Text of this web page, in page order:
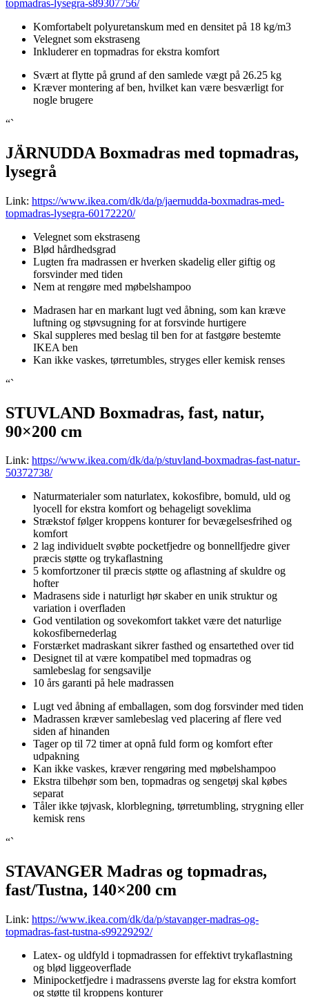
topmadras-lysegra-s89307756/
Komfortabelt polyuretanskum med en densitet på 18 kg/m3
Velegnet som ekstraseng
Inkluderer en topmadras for ekstra komfort
Svært at flytte på grund af den samlede vægt på 26.25 kg
Kræver montering af ben, hvilket kan være besværligt for
nogle brugere
“`
JÄRNUDDA Boxmadras med topmadras,
lysegrå
Link: https://www.ikea.com/dk/da/p/jaernudda-boxmadras-med-
topmadras-lysegra-60172220/
Velegnet som ekstraseng
Blød hårdhedsgrad
Lugten fra madrassen er hverken skadelig eller giftig og
forsvinder med tiden
Nem at rengøre med møbelshampoo
Madrasen har en markant lugt ved åbning, som kan kræve
luftning og støvsugning for at forsvinde hurtigere
Skal suppleres med beslag til ben for at fastgøre bestemte
IKEA ben
Kan ikke vaskes, tørretumbles, stryges eller kemisk renses
“`
STUVLAND Boxmadras, fast, natur,
90×200 cm
Link: https://www.ikea.com/dk/da/p/stuvland-boxmadras-fast-natur-
50372738/
Naturmaterialer som naturlatex, kokosfibre, bomuld, uld og
lyocell for ekstra komfort og behageligt soveklima
Strækstof følger kroppens konturer for bevægelsesfrihed og
komfort
2 lag individuelt svøbte pocketfjedre og bonnellfjedre giver
præcis støtte og trykaflastning
5 komfortzoner til præcis støtte og aflastning af skuldre og
hofter
Madrasens side i naturligt hør skaber en unik struktur og
variation i overfladen
God ventilation og sovekomfort takket være det naturlige
kokosfibernederlag
Forstærket madraskant sikrer fasthed og ensartethed over tid
Designet til at være kompatibel med topmadras og
samlebeslag for sengsavilje
10 års garanti på hele madrassen
Lugt ved åbning af emballagen, som dog forsvinder med tiden
Madrassen kræver samlebeslag ved placering af flere ved
siden af hinanden
Tager op til 72 timer at opnå fuld form og komfort efter
udpakning
Kan ikke vaskes, kræver rengøring med møbelshampoo
Ekstra tilbehør som ben, topmadras og sengetøj skal købes
separat
Tåler ikke tøjvask, klorblegning, tørretumbling, strygning eller
kemisk rens
“`
STAVANGER Madras og topmadras,
fast/Tustna, 140×200 cm
Link: https://www.ikea.com/dk/da/p/stavanger-madras-og-
topmadras-fast-tustna-s99229292/
Latex- og uldfyld i topmadrassen for effektivt trykaflastning
og blød liggeoverflade
Minipocketfjedre i madrassens øverste lag for ekstra komfort
og støtte til kroppens konturer